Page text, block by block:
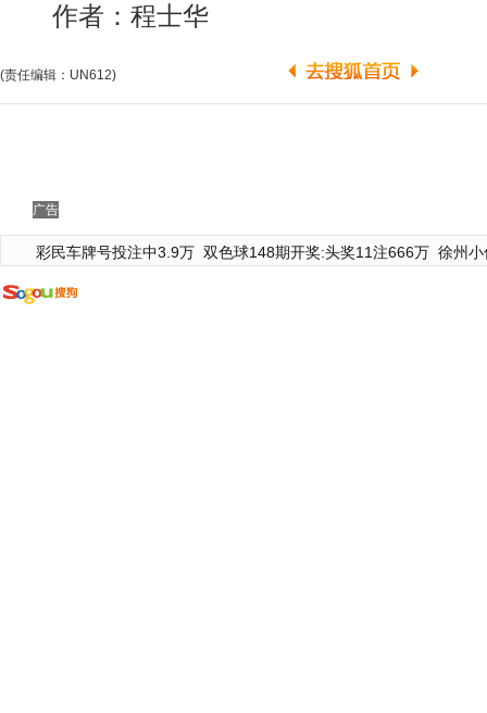
作者：程士华
(责任编辑：UN612)
广告
彩民车牌号投注中3.9万 双色球148期开奖:头奖11注666万 徐州